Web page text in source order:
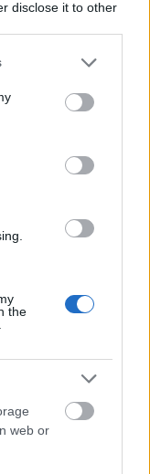
disclose it to other
or more Google
You may click to
party tags to
in below Google
the
web or
van szüksége,
ez akár a
mindenképpen
tojásból,
sem,
Mielőtt
és
vagy egy
jó ötlet